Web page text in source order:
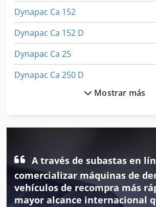
Dynapac Ca 152
Dynapac Ca 152 D
Dynapac Ca 25
Dynapac Ca 250 D
Dynapac Ca 302 D
Dynapac Ca 602 D
Dynapac Cc
Mostrar más
A través de subastas en
comercializar máquinas de
vehículos de recompra más
mayor alcance internacional